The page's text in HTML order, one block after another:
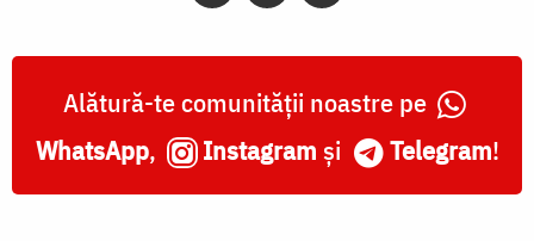
Alătură-te comunității noastre pe
WhatsApp, Instagram și Telegram!